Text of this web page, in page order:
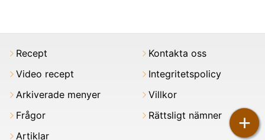
+
Recept
Video recept
Arkiverade menyer
Frågor
Artiklar
Kontakta oss
Integritetspolicy
Villkor
Rättsligt nämner